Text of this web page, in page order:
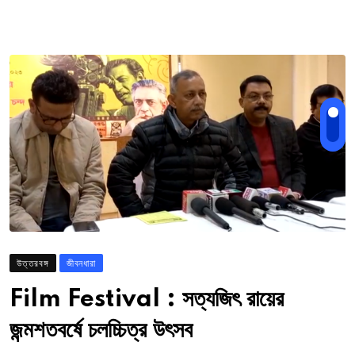
উত্তরবঙ্গ জীবনধারা
Film Festival : সত্যজিৎ রায়ের
জন্মশতবর্ষে চলচ্চিত্র উৎসব